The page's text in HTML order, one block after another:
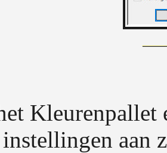
instellingen